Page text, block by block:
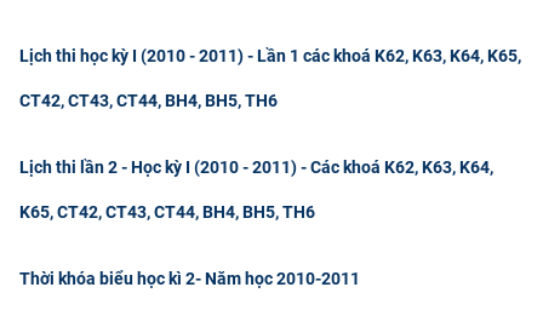
Lịch thi học kỳ I (2010 - 2011) - Lần 1 các khoá K62, K63, K64, K65,
CT42, CT43, CT44, BH4, BH5, TH6
Lịch thi lần 2 - Học kỳ I (2010 - 2011) - Các khoá K62, K63, K64,
K65, CT42, CT43, CT44, BH4, BH5, TH6
Thời khóa biểu học kì 2- Năm học 2010-2011